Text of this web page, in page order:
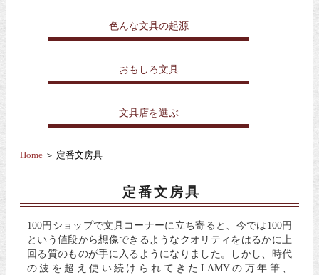
色んな文具の起源
おもしろ文具
文具店を選ぶ
Home ＞ 定番文房具
定番文房具
100円ショップで文具コーナーに立ち寄ると、今では100円
という値段から想像できるようなクオリティをはるかに上
回る質のものが手に入るようになりました。しかし、時代
の波を超え使い続けられてきたLAMYの万年筆、